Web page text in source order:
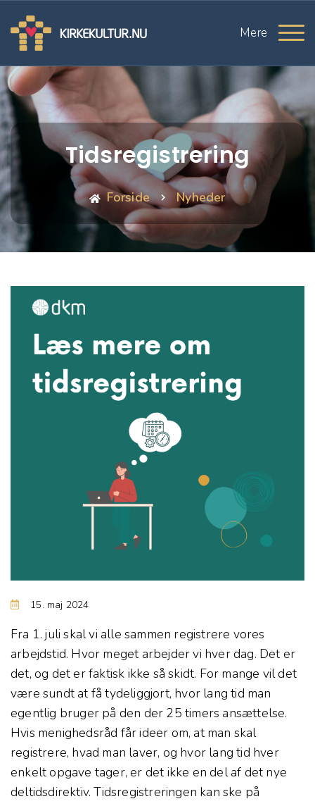
Mere
Tidsregistrering
Forside Nyheder
15. maj 2024
Fra 1. juli skal vi alle sammen registrere vores
arbejdstid. Hvor meget arbejder vi hver dag. Det er
det, og det er faktisk ikke så skidt. For mange vil det
være sundt at få tydeliggjort, hvor lang tid man
egentlig bruger på den der 25 timers ansættelse.
Hvis menighedsråd får ideer om, at man skal
registrere, hvad man laver, og hvor lang tid hver
enkelt opgave tager, er det ikke en del af det nye
deltidsdirektiv. Tidsregistreringen kan ske på